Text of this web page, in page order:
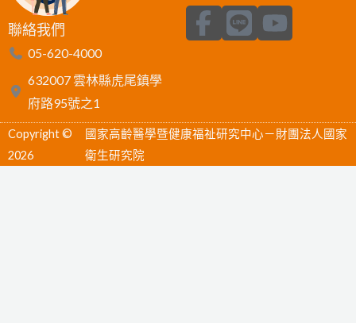
聯絡我們
05-620-4000
632007 雲林縣虎尾鎮學
府路95號之1
F
a
b
o
o
L
i
Y
o
u
b
e
Copyright ©
2026
國家高齡醫學暨健康福祉研究中心－財團法人國家
衛生研究院